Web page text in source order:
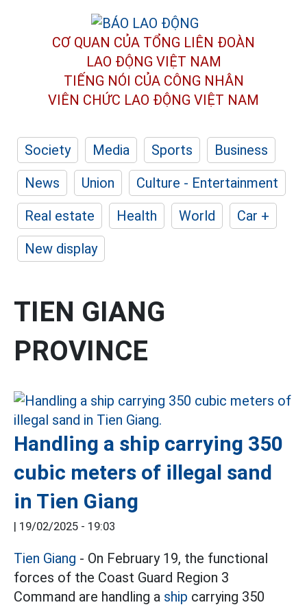
CƠ QUAN CỦA TỔNG LIÊN ĐOÀN
LAO ĐỘNG VIỆT NAM
TIẾNG NÓI CỦA CÔNG NHÂN
VIÊN CHỨC LAO ĐỘNG VIỆT NAM
Society Media Sports
Business
News
Union
Culture - Entertainment
Real estate
Health World
Car +
New display
TIEN GIANG
PROVINCE
Handling a ship carrying 350
cubic meters of illegal sand
in Tien Giang
| 19/02/2025 - 19:03
Tien Giang - On February 19, the functional
forces of the Coast Guard Region 3
Command are handling a ship carrying 350